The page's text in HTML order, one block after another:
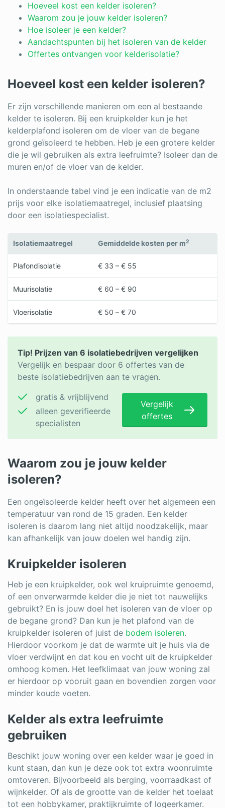
Hoeveel kost een kelder isoleren?
Waarom zou je jouw kelder isoleren?
Hoe isoleer je een kelder?
Aandachtspunten bij het isoleren van de kelder
Offertes ontvangen voor kelderisolatie?
Hoeveel kost een kelder isoleren?
Er zijn verschillende manieren om een al bestaande
kelder te isoleren. Bij een kruipkelder kun je het
kelderplafond isoleren om de vloer van de begane
grond geïsoleerd te hebben. Heb je een grotere kelder
die je wil gebruiken als extra leefruimte? Isoleer dan de
muren en/of de vloer van de kelder.
In onderstaande tabel vind je een indicatie van de m2
prijs voor elke isolatiemaatregel, inclusief plaatsing
door een isolatiespecialist.
Isolatiemaatregel Gemiddelde kosten per m2
Plafondisolatie € 33 – € 55
Muurisolatie € 60 – € 90
Vloerisolatie € 50 – € 70
Tip! Prijzen van 6 isolatiebedrijven vergelijken
Vergelijk en bespaar door 6 offertes van de
beste isolatiebedrijven aan te vragen.
gratis & vrijblijvend
alleen geverifieerde
specialisten
Vergelijk
offertes
Waarom zou je jouw kelder
isoleren?
Een ongeïsoleerde kelder heeft over het algemeen een
temperatuur van rond de 15 graden. Een kelder
isoleren is daarom lang niet altijd noodzakelijk, maar
kan afhankelijk van jouw doelen wel handig zijn.
Kruipkelder isoleren
Heb je een kruipkelder, ook wel kruipruimte genoemd,
of een onverwarmde kelder die je niet tot nauwelijks
gebruikt? En is jouw doel het isoleren van de vloer op
de begane grond? Dan kun je het plafond van de
kruipkelder isoleren of juist de bodem isoleren.
Hierdoor voorkom je dat de warmte uit je huis via de
vloer verdwijnt en dat kou en vocht uit de kruipkelder
omhoog komen. Het leefklimaat van jouw woning zal
er hierdoor op vooruit gaan en bovendien zorgen voor
minder koude voeten.
Kelder als extra leefruimte
gebruiken
Beschikt jouw woning over een kelder waar je goed in
kunt staan, dan kun je deze ook tot extra woonruimte
omtoveren. Bijvoorbeeld als berging, voorraadkast of
wijnkelder. Of als de grootte van de kelder het toelaat
tot een hobbykamer, praktijkruimte of logeerkamer.